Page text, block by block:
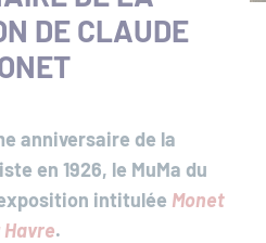
DE CLAUDE
anniversaire de la
en 1926, le MuMa du
intitulée Monet
Havre.